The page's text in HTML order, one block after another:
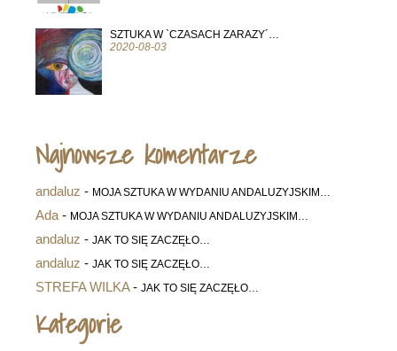
SZTUKA W `CZASACH ZARAZY´…
2020-08-03
Najnowsze komentarze
andaluz - MOJA SZTUKA W WYDANIU ANDALUZYJSKIM…
Ada - MOJA SZTUKA W WYDANIU ANDALUZYJSKIM…
andaluz - JAK TO SIĘ ZACZĘŁO…
andaluz - JAK TO SIĘ ZACZĘŁO…
STREFA WILKA- JAK TO SIĘ ZACZĘŁO…
Kategorie